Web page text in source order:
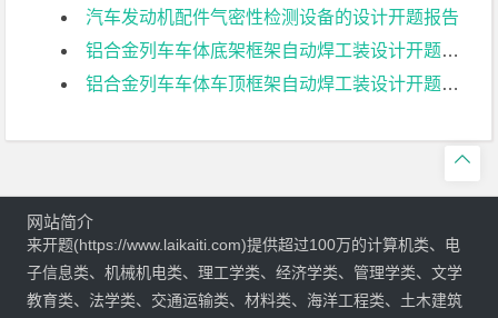
汽车发动机配件气密性检测设备的设计开题报告
铝合金列车车体底架框架自动焊工装设计开题报告
铝合金列车车体车顶框架自动焊工装设计开题报告

网站简介
来开题(https://www.laikaiti.com)提供超过100万的计算机类、电
子信息类、机械机电类、理工学类、经济学类、管理学类、文学
教育类、法学类、交通运输类、材料类、海洋工程类、土木建筑